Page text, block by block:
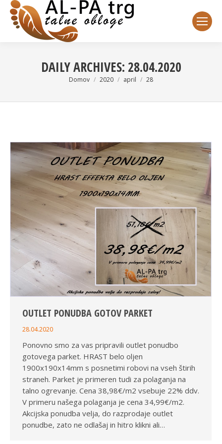
DAILY ARCHIVES: 28.04.2020
You are here:
Domov 2020 april 28
OUTLET PONUDBA GOTOV PARKET
28.04.2020
Ponovno smo za vas pripravili outlet ponudbo
gotovega parket. HRAST belo oljen
1900x190x14mm s posnetimi robovi na vseh štirih
straneh. Parket je primeren tudi za polaganja na
talno ogrevanje. Cena 38,98€/m2 vsebuje 22% ddv.
V primeru našega polaganja je cena 34,99€/m2.
Akcijska ponudba velja, do razprodaje outlet
ponudbe, zato ne odlašaj in hitro klikni ali…